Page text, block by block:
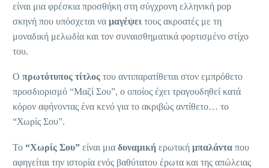
είναι μια φρέσκια προσθήκη στη σύγχρονη ελληνική pop
σκηνή που υπόσχεται να μαγέψει τους ακροατές με τη
μοναδική μελωδία και τον συναισθηματικά φορτισμένο στίχο
του.
Ο πρωτότυπος τίτλος του αντιπαρατίθεται στον εμπρόθετο
προσδιορισμό “Μαζί Σου”, ο οποίος έχει τραγουδηθεί κατά
κόρον αφήνοντας ένα κενό για το ακριβώς αντίθετο… το
“Χωρίς Σου”.
Το “Χωρίς Σου” είναι μια δυναμική ερωτική μπαλάντα που
αφηγείται την ιστορία ενός βαθύτατου έρωτα και της απώλειας